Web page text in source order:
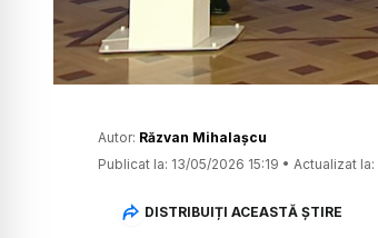
Autor: Răzvan Mihalașcu
Publicat la: 13/05/2026 15:19 • Actualizat la:
DISTRIBUIȚI ACEASTĂ ȘTIRE